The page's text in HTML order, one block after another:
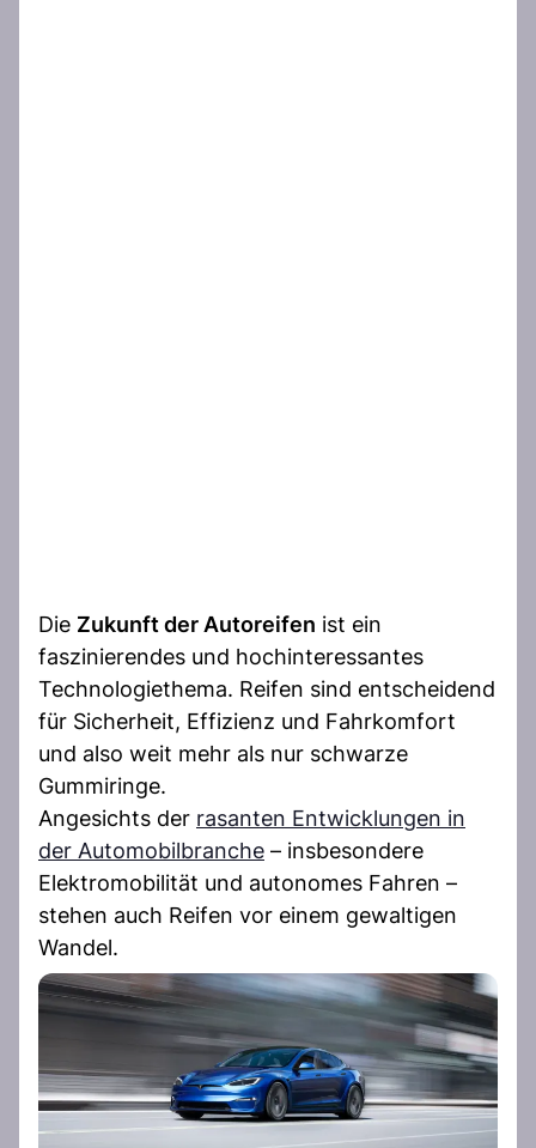
Die Zukunft der Autoreifen ist ein
faszinierendes und hochinteressantes
Technologiethema. Reifen sind entscheidend
für Sicherheit, Effizienz und Fahrkomfort
und also weit mehr als nur schwarze
Gummiringe.
Angesichts der rasanten Entwicklungen in
der Automobilbranche – insbesondere
Elektromobilität und autonomes Fahren –
stehen auch Reifen vor einem gewaltigen
Wandel.